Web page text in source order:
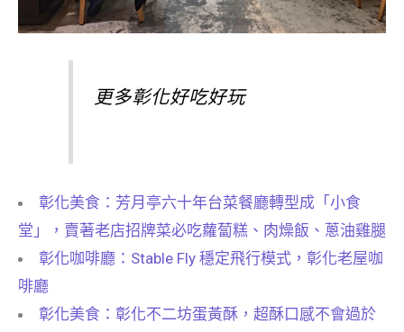
更多彰化好吃好玩
彰化美食：芳月亭六十年台菜餐廳轉型成「小食
堂」，賣著老店招牌菜必吃蘿蔔糕、肉燥飯、蔥油雞腿
彰化咖啡廳：Stable Fly 穩定飛行模式，彰化老屋咖
啡廳
彰化美食：彰化不二坊蛋黃酥，超酥口感不會過於